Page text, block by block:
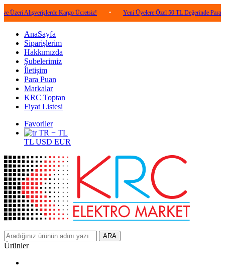
Kargo Ücretsiz! • Yeni Üyelere Özel 50 TL Değerinde Para Puan!
AnaSayfa
Siparişlerim
Hakkımızda
Şubelerimiz
İletişim
Para Puan
Markalar
KRC Toptan
Fiyat Listesi
Favoriler
TR − TL
TL USD EUR
ARA
Ürünler